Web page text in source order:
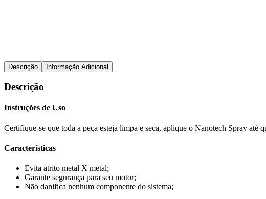
Descrição Informação Adicional
Descrição
Instruções de Uso
Certifique-se que toda a peça esteja limpa e seca, aplique o Nanotech Spray até
Características
Evita atrito metal X metal;
Garante segurança para seu motor;
Não danifica nenhum componente do sistema;